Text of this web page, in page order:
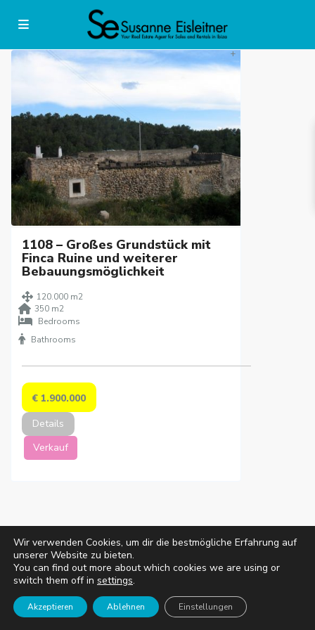
+
1108 – Großes Grundstück mit
Finca Ruine und weiterer
Bebauungsmöglichkeit
120.000 m2
350 m2
Bedrooms
Bathrooms
€ 1.900.000
Details
Verkauf
Listings Map View
Wir verwenden Cookies, um dir die bestmögliche Erfahrung auf
unserer Website zu bieten.
You can find out more about which cookies we are using or
switch them off in settings.
Akzeptieren Ablehnen Einstellungen